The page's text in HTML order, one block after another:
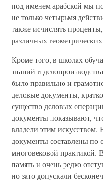
под именем арабской мы
не только четырьмя
также исчислять
различных
Кроме того, в школах
знаний и
было правильно и
деловые документы,
существо деловых
документы показывают,
владели этим искусством.
документы составлены по
многовековой практикой.
память и очень редко
но зато допускали